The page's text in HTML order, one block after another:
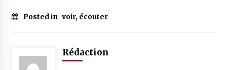
Posted in voir, écouter
Rédaction